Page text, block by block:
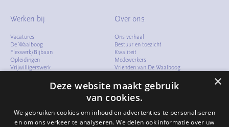
Werken bij
Vacatures
De Waalboog
Flexwerk/Bijbaan
Opleidingen
Vrijwilligerswerk
Arbeidsvoorwaarden
Over ons
Ons verhaal
Bestuur en toezicht
Kwaliteit
Medewerkers
Vrienden van De Waalboog
Folders en documenten
Samenwerken
Expertisecentrum
Verhalen
×
Deze website maakt gebruik
van cookies.
We gebruiken cookies om inhoud en advertenties te personaliseren
en om ons verkeer te analyseren. We delen ook informatie over uw